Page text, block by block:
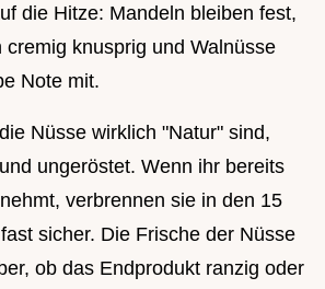
die Hitze: Mandeln bleiben fest,
cremig knusprig und Walnüsse
Note mit.
Nüsse wirklich "Natur" sind,
ungeröstet. Wenn ihr bereits
verbrennen sie in den 15
sicher. Die Frische der Nüsse
ob das Endprodukt ranzig oder